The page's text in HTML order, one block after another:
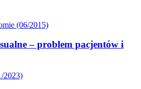
(06/2015)
– problem pacjentów i
2023)